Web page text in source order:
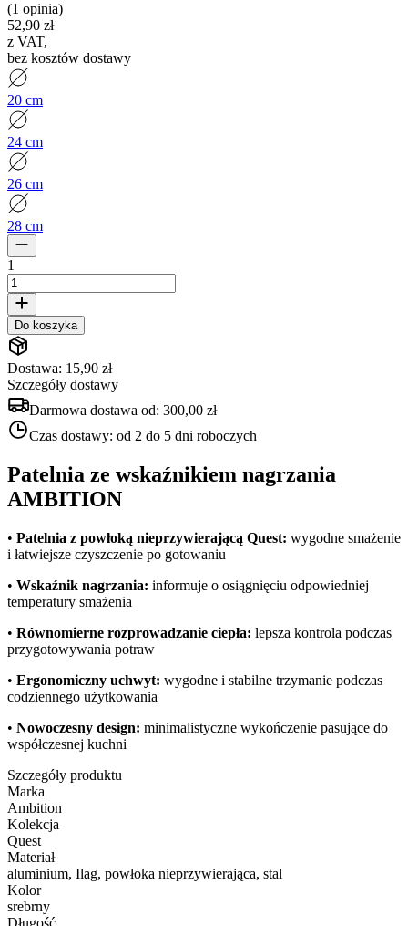
(1 opinia)
52,90 zł
z VAT,
bez kosztów dostawy
20 cm
24 cm
26 cm
28 cm
1
Do koszyka
Dostawa: 15,90 zł
Szczegóły dostawy
Darmowa dostawa od: 300,00 zł
Czas dostawy: od 2 do 5 dni roboczych
Patelnia ze wskaźnikiem nagrzania
AMBITION
• Patelnia z powłoką nieprzywierającą Quest: wygodne smażenie
i łatwiejsze czyszczenie po gotowaniu
• Wskaźnik nagrzania: informuje o osiągnięciu odpowiedniej
temperatury smażenia
• Równomierne rozprowadzanie ciepła: lepsza kontrola podczas
przygotowywania potraw
• Ergonomiczny uchwyt: wygodne i stabilne trzymanie podczas
codziennego użytkowania
• Nowoczesny design: minimalistyczne wykończenie pasujące do
współczesnej kuchni
Szczegóły produktu
Marka
Ambition
Kolekcja
Quest
Materiał
aluminium, Ilag, powłoka nieprzywierająca, stal
Kolor
srebrny
Długość